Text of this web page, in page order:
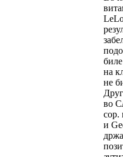
на
не
во
сор.
и